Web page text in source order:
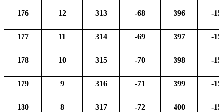
176 12 313 -68 396 -
177 11 314 -69 397 -
178 10 315 -70 398 -
179 9 316 -71 399 -
180 8 317 -72 400 -